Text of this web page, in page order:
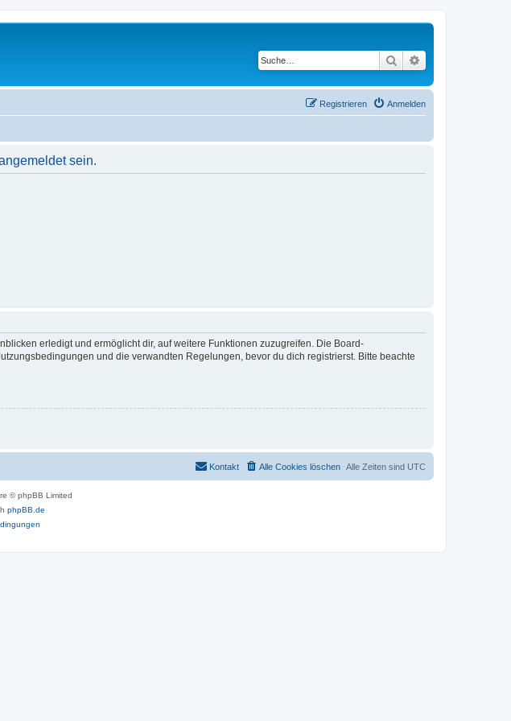
Suche
Anmelden
Registrieren
sein.
erledigt und ermöglicht dir, auf weitere Funktionen zuzugreifen. Die Board-
und die verwandten Regelungen, bevor du dich registrierst. Bitte beachte
Alle Zeiten sind UTC
Alle Cookies löschen
Kontakt
© phpBB Limited
phpBB.de